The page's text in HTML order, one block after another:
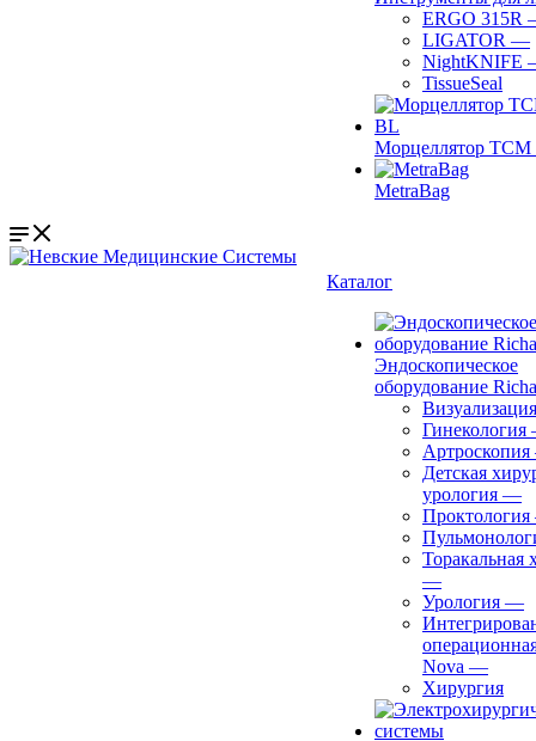
ERGO 315R
LIGATOR —
NightKNIFE
TissueSeal
Морцеллятор ТСМ
MetraBag
Каталог
Эндоскопическое
оборудование
Визуализация
Гинекология
Артроскопия
Детская
урология —
Проктология
Торакальная
—
Урология —
Nova —
Хирургия